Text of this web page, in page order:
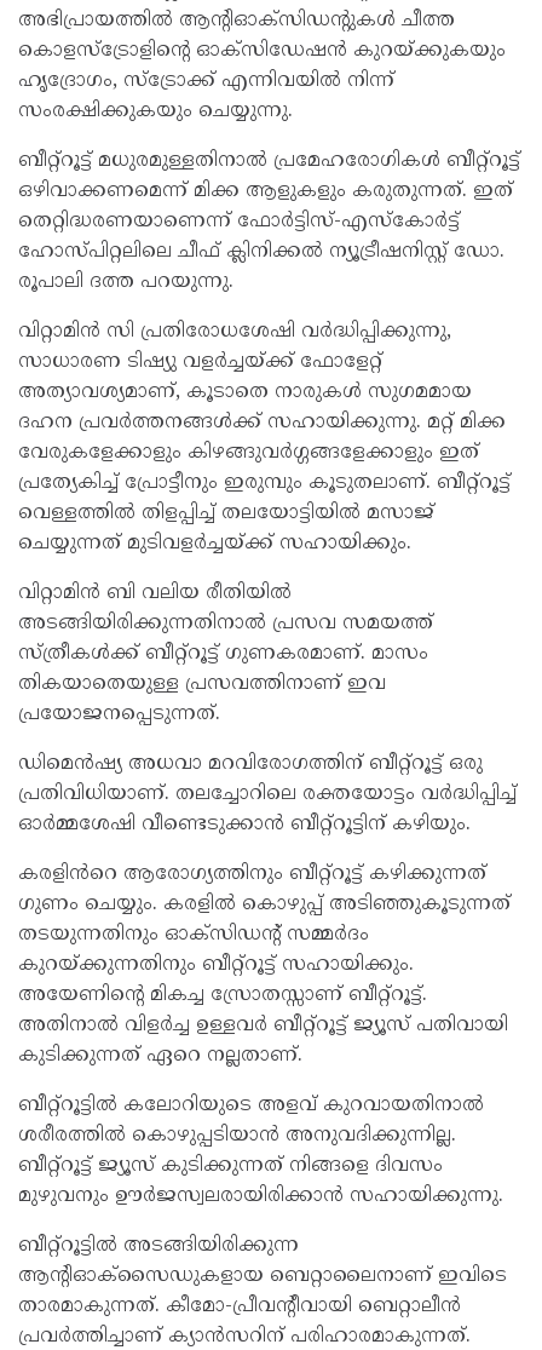
അഭിപ്രായത്തിൽ ആന്റിഓക്‌സിഡന്റുകൾ ചീത്ത
കൊളസ്‌ട്രോളിന്റെ ഓക്‌സിഡേഷൻ കുറയ്ക്കുകയും
ഹൃദ്രോഗം, സ്‌ട്രോക്ക് എന്നിവയിൽ നിന്ന്
സംരക്ഷിക്കുകയും ചെയ്യുന്നു.
ബീറ്റ്‌റൂട്ട് മധുരമുള്ളതിനാൽ പ്രമേഹരോഗികൾ ബീറ്റ്‌റൂട്ട്
ഒഴിവാക്കണമെന്ന് മിക്ക ആളുകളും കരുതുന്നത്. ഇത്
തെറ്റിദ്ധരണയാണെന്ന് ഫോർട്ടിസ്-എസ്കോർട്ട്
ഹോസ്പിറ്റലിലെ ചീഫ് ക്ലിനിക്കൽ ന്യൂട്രീഷനിസ്റ്റ് ഡോ.
രൂപാലി ദത്ത പറയുന്നു.
വിറ്റാമിൻ സി പ്രതിരോധശേഷി വർദ്ധിപ്പിക്കുന്നു,
സാധാരണ ടിഷ്യു വളർച്ചയ്ക്ക് ഫോളേറ്റ്
അത്യാവശ്യമാണ്, കൂടാതെ നാരുകൾ സുഗമമായ
ദഹന പ്രവർത്തനങ്ങൾക്ക് സഹായിക്കുന്നു. മറ്റ് മിക്ക
വേരുകളേക്കാളും കിഴങ്ങുവർഗ്ഗങ്ങളേക്കാളും ഇത്
പ്രത്യേകിച്ച് പ്രോട്ടീനും ഇരുമ്പും കൂടുതലാണ്. ബീറ്റ്റൂട്ട്
വെള്ളത്തിൽ തിളപ്പിച്ച് തലയോട്ടിയിൽ മസാജ്
ചെയ്യുന്നത് മുടിവളർച്ചയ്ക്ക് സഹായിക്കും.
വിറ്റാമിന്‍ ബി വലിയ രീതിയില്‍
അടങ്ങിയിരിക്കുന്നതിനാല്‍ പ്രസവ സമയത്ത്
സ്ത്രീകള്‍ക്ക് ബീറ്റ്‌റൂട്ട് ഗുണകരമാണ്. മാസം
തികയാതെയുള്ള പ്രസവത്തിനാണ് ഇവ
പ്രയോജനപ്പെടുന്നത്.
ഡിമെന്‍ഷ്യ അധവാ മറവിരോഗത്തിന് ബീറ്റ്‌റൂട്ട് ഒരു
പ്രതിവിധിയാണ്. തലച്ചോറിലെ രക്തയോട്ടം വര്‍ദ്ധിപ്പിച്ച്
ഓര്‍മ്മശേഷി വീണ്ടെടുക്കാന്‍ ബീറ്റ്‌റൂട്ടിന് കഴിയും.
കരളിൻറെ ആരോഗ്യത്തിനും ബീറ്റ്റൂട്ട് കഴിക്കുന്നത്
ഗുണം ചെയ്യും. കരളിൽ കൊഴുപ്പ് അടിഞ്ഞുകൂടുന്നത്
തടയുന്നതിനും ഓക്‌സിഡന്റ് സമ്മർദം
കുറയ്ക്കുന്നതിനും ബീറ്റ്റൂട്ട് സഹായിക്കും.
അയേണിന്റെ മികച്ച സ്രോതസ്സാണ് ബീറ്റ്റൂട്ട്.
അതിനാൽ വിളർച്ച ഉള്ളവർ ബീറ്റ്റൂട്ട് ജ്യൂസ് പതിവായി
കുടിക്കുന്നത് ഏറെ നല്ലതാണ്.
ബീറ്റ്‌റൂട്ടില്‍ കലോറിയുടെ അളവ് കുറവായതിനാല്‍
ശരീരത്തില്‍ കൊഴുപ്പടിയാന്‍ അനുവദിക്കുന്നില്ല.
ബീറ്റ്‌റൂട്ട് ജ്യൂസ് കുടിക്കുന്നത് നിങ്ങളെ ദിവസം
മുഴുവനും ഊര്‍ജസ്വലരായിരിക്കാന്‍ സഹായിക്കുന്നു.
ബീറ്റ്‌റൂട്ടില്‍ അടങ്ങിയിരിക്കുന്ന
ആന്റിഓക്‌സൈഡുകളായ ബെറ്റാലൈനാണ് ഇവിടെ
താരമാകുന്നത്. കീമോ-പ്രീവന്റീവായി ബെറ്റാലീന്‍
പ്രവര്‍ത്തിച്ചാണ് ക്യാന്‍സറിന് പരിഹാരമാകുന്നത്.